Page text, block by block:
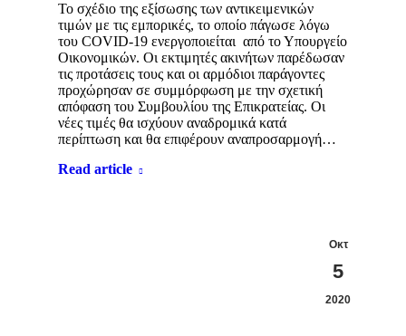
Το σχέδιο της εξίσωσης των αντικειμενικών
τιμών με τις εμπορικές, το οποίο πάγωσε λόγω
του COVID-19 ενεργοποιείται από το Υπουργείο
Οικονομικών. Οι εκτιμητές ακινήτων παρέδωσαν
τις προτάσεις τους και οι αρμόδιοι παράγοντες
προχώρησαν σε συμμόρφωση με την σχετική
απόφαση του Συμβουλίου της Επικρατείας. Οι
νέες τιμές θα ισχύουν αναδρομικά κατά
περίπτωση και θα επιφέρουν αναπροσαρμογή…
Read article
Οκτ
5
2020